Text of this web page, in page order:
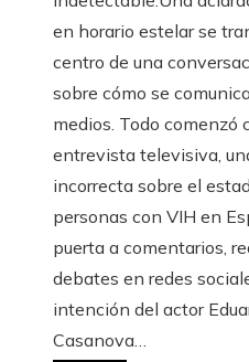
en horario estelar se
centro de una
sobre cómo se
medios. Todo comenzó
entrevista televisiva,
incorrecta sobre el
personas con VIH en
puerta a comentarios,
debates en redes
intención del actor
Casanova…